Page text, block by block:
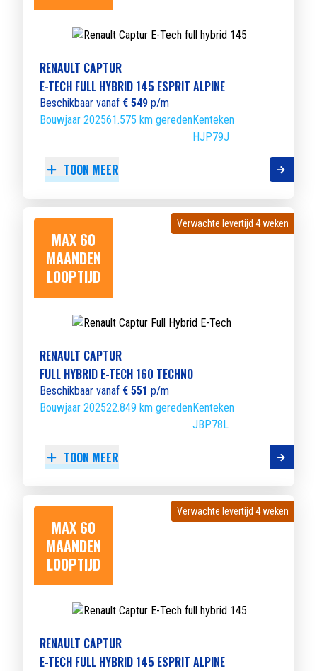
RENAULT CAPTUR
E-TECH FULL HYBRID 145 ESPRIT ALPINE
Beschikbaar vanaf € 549 p/m
Bouwjaar 202561.575 km geredenKenteken
HJP79J
TOON MEER
MAX 60
MAANDEN
LOOPTIJD
Verwachte levertijd 4 weken
Verwachte levertijd 4 weken
RENAULT CAPTUR
FULL HYBRID E-TECH 160 TECHNO
Beschikbaar vanaf € 551 p/m
Bouwjaar 202522.849 km geredenKenteken
JBP78L
TOON MEER
MAX 60
MAANDEN
LOOPTIJD
Verwachte levertijd 4 weken
Verwachte levertijd 4 weken
RENAULT CAPTUR
E-TECH FULL HYBRID 145 ESPRIT ALPINE